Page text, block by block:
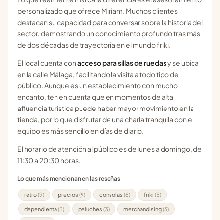
personalizado que ofrece Miriam. Muchos clientes
destacan su capacidad para conversar sobre la historia del
sector, demostrando un conocimiento profundo tras más
de dos décadas de trayectoria en el mundo friki.
El local cuenta conacceso para sillas de ruedasy se ubica
en la calle Málaga, facilitando la visita a todo tipo de
público. Aunque es un establecimiento con mucho
encanto, ten en cuenta que en momentos de alta
afluencia turística puede haber mayor movimiento en la
tienda, por lo que disfrutar de una charla tranquila con el
equipo es más sencillo en días de diario.
El horario de atención al público es de lunes a domingo, de
11:30 a 20:30 horas.
Lo que más mencionan en las reseñas
retro(9) precios (9) consolas (6) friki (5)
dependienta(5) peluches (3) merchandising(3)